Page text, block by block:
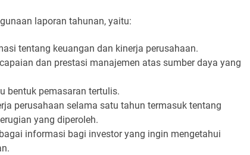
laporan tahunan, yaitu:
tentang keuangan dan kinerja perusahaan.
dan prestasi manajemen atas sumber daya yang
bentuk pemasaran tertulis.
perusahaan selama satu tahun termasuk tentang
yang diperoleh.
informasi bagi investor yang ingin mengetahui